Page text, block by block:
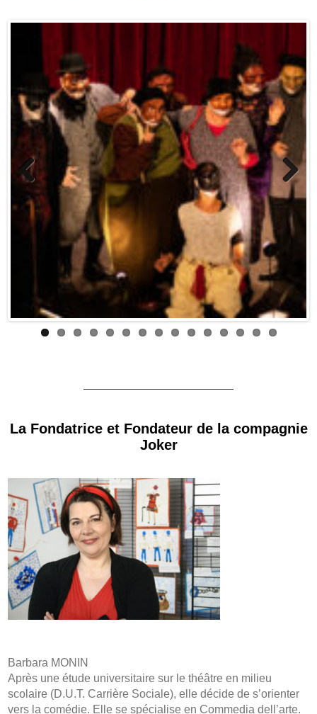
Previous Next
La Fondatrice et Fondateur de la compagnie
Joker
Barbara MONIN
Après une étude universitaire sur le théâtre en milieu
scolaire (D.U.T. Carrière Sociale), elle décide de s’orienter
vers la comédie. Elle se spécialise en Commedia dell’arte.